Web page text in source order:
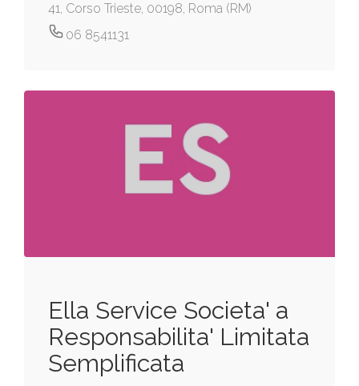
41, Corso Trieste, 00198, Roma (RM)
06 8541131
Ella Service Societa' a
Responsabilita' Limitata
Semplificata